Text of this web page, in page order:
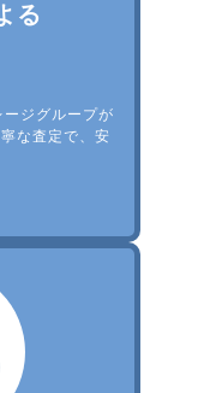
る
ジグループが
な査定で、安